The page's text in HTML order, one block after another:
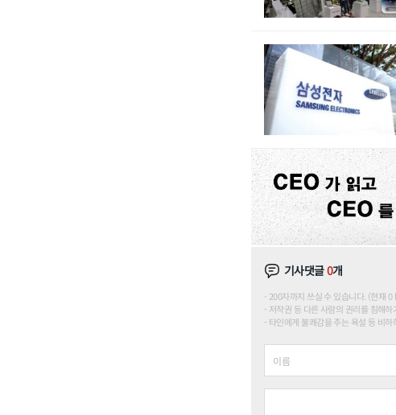
기사댓글0개
200자까지 쓰실 수 있습니다. (현재
저작권 등 다른 사람의 권리를 침해
타인에게 불쾌감을 주는 욕설 등 비